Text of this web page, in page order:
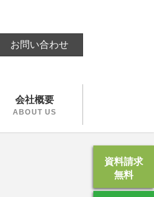
お問い合わせ
会社概要
ABOUT US
資料請求
無料